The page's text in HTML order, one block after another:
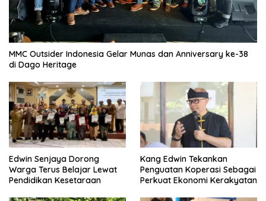
MMC Outsider Indonesia Gelar Munas dan Anniversary ke-38
di Dago Heritage
Edwin Senjaya Dorong
Warga Terus Belajar Lewat
Pendidikan Kesetaraan
Kang Edwin Tekankan
Penguatan Koperasi Sebagai
Perkuat Ekonomi Kerakyatan